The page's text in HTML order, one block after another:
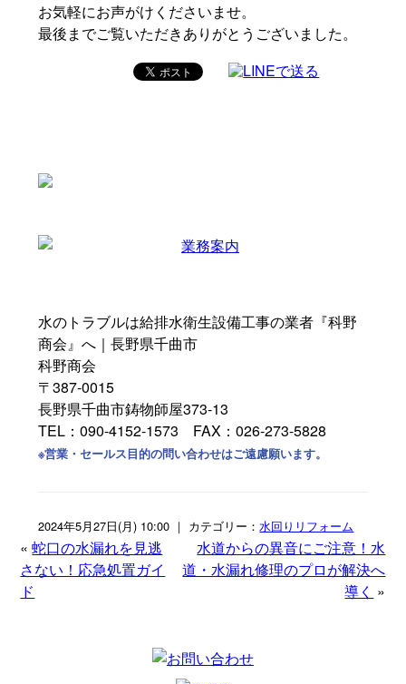
お気軽にお声がけくださいませ。
最後までご覧いただきありがとうございました。
水のトラブルは給排水衛生設備工事の業者『科野
商会』へ｜長野県千曲市
科野商会
〒387-0015
長野県千曲市鋳物師屋373-13
TEL：090-4152-1573 FAX：026-273-5828
※営業・セールス目的の問い合わせはご遠慮願います。
2024年5月27日(月) 10:00 ｜ カテゴリー：水回りリフォーム
«蛇口の水漏れを見逃
さない！応急処置ガイ
ド
水道からの異音にご注意！水
道・水漏れ修理のプロが解決へ
導く »